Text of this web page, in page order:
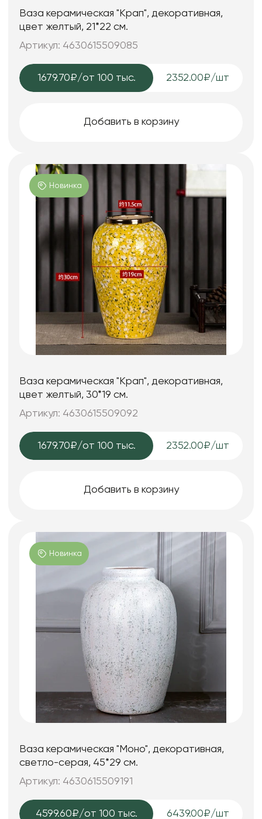
Ваза керамическая "Крап", декоративная,
цвет желтый, 21*22 см.
Артикул: 4630615509085
1679.70₽/от 100 тыс. 2352.00₽/шт
Добавить в корзину
Новинка
Ваза керамическая "Крап", декоративная,
цвет желтый, 30*19 см.
Артикул: 4630615509092
1679.70₽/от 100 тыс. 2352.00₽/шт
Добавить в корзину
Новинка
Ваза керамическая "Моно", декоративная,
светло-серая, 45*29 см.
Артикул: 4630615509191
4599.60₽/от 100 тыс. 6439.00₽/шт